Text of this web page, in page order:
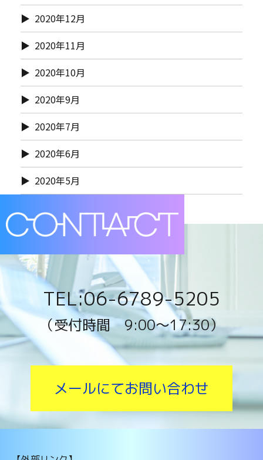
2020年12月
2020年11月
2020年10月
2020年9月
2020年7月
2020年6月
2020年5月
TEL:06-6789-5205
（受付時間 9:00〜17:30）
メールにてお問い合わせ